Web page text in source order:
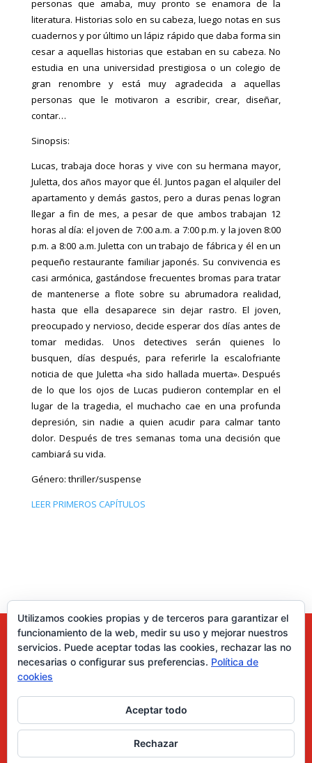
personas que amaba, muy pronto se enamora de la
literatura. Historias solo en su cabeza, luego notas en sus
cuadernos y por último un lápiz rápido que daba forma sin
cesar a aquellas historias que estaban en su cabeza. No
estudia en una universidad prestigiosa o un colegio de
gran renombre y está muy agradecida a aquellas
personas que le motivaron a escribir, crear, diseñar,
contar…
Sinopsis:
Lucas, trabaja doce horas y vive con su hermana mayor,
Juletta, dos años mayor que él. Juntos pagan el alquiler del
apartamento y demás gastos, pero a duras penas logran
llegar a fin de mes, a pesar de que ambos trabajan 12
horas al día: el joven de 7:00 a.m. a 7:00 p.m. y la joven 8:00
p.m. a 8:00 a.m. Juletta con un trabajo de fábrica y él en un
pequeño restaurante familiar japonés. Su convivencia es
casi armónica, gastándose frecuentes bromas para tratar
de mantenerse a flote sobre su abrumadora realidad,
hasta que ella desaparece sin dejar rastro. El joven,
preocupado y nervioso, decide esperar dos días antes de
tomar medidas. Unos detectives serán quienes lo
busquen, días después, para referirle la escalofriante
noticia de que Juletta «ha sido hallada muerta». Después
de lo que los ojos de Lucas pudieron contemplar en el
lugar de la tragedia, el muchacho cae en una profunda
depresión, sin nadie a quien acudir para calmar tanto
dolor. Después de tres semanas toma una decisión que
cambiará su vida.
Género: thriller/suspense
LEER PRIMEROS CAPÍTULOS
0 elementos
Desarrollado por Diseñador web para empresas
Utilizamos cookies propias y de terceros para garantizar el
funcionamiento de la web, medir su uso y mejorar nuestros
servicios. Puede aceptar todas las cookies, rechazar las no
necesarias o configurar sus preferencias. Política de
cookies
Aceptar todo
Rechazar